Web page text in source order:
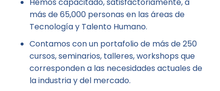
más de 65,000 personas en las áreas de
Tecnología y Talento Humano.
Contamos con un portafolio de más de 250
cursos, seminarios, talleres, workshops que
corresponden a las necesidades actuales de
la industria y del mercado.